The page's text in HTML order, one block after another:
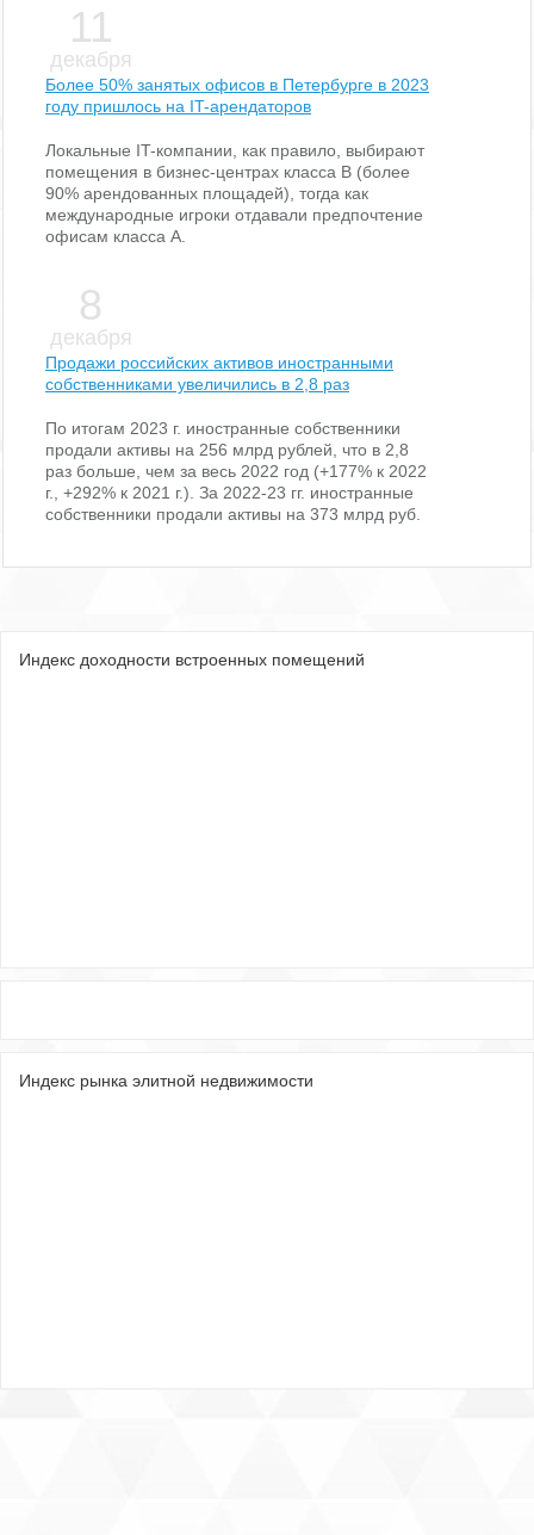
Индекс доходности встроенных помещений
Индекс рынка элитной недвижимости
11
декабря
Более 50% занятых офисов в Петербурге в 2023
году пришлось на IT-арендаторов
Локальные IT-компании, как правило, выбирают
помещения в бизнес-центрах класса В (более
90% арендованных площадей), тогда как
международные игроки отдавали предпочтение
офисам класса А.
8
декабря
Продажи российских активов иностранными
собственниками увеличились в 2,8 раз
По итогам 2023 г. иностранные собственники
продали активы на 256 млрд рублей, что в 2,8
раз больше, чем за весь 2022 год (+177% к 2022
г., +292% к 2021 г.). За 2022-23 гг. иностранные
собственники продали активы на 373 млрд руб.